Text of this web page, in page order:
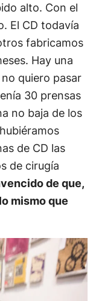
alto. Con el
El CD todavía
fabricamos
Hay una
quiero pasar
30 prensas
no baja de los
de CD las
de cirugía
de que,
mismo que